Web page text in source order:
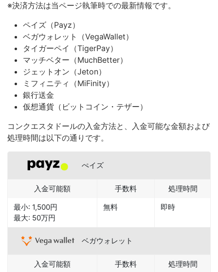
※決済方法は当ページ執筆時での最新情報です。
ペイズ（Payz）
ベガウォレット（VegaWallet）
タイガーペイ（TigerPay）
マッチベター（MuchBetter）
ジェットオン（Jeton）
ミフィニティ（MiFinity）
銀行送金
仮想通貨（ビットコイン・テザー）
コンクエスタドールの入金方法と、入金可能な金額および
処理時間は以下の通りです。
ぺイズ
入金可能額
最小: 1,500円
最大: 50万円
手数料
無料
処理時間
即時
ベガウォレット
入金可能額
手数料
処理時間